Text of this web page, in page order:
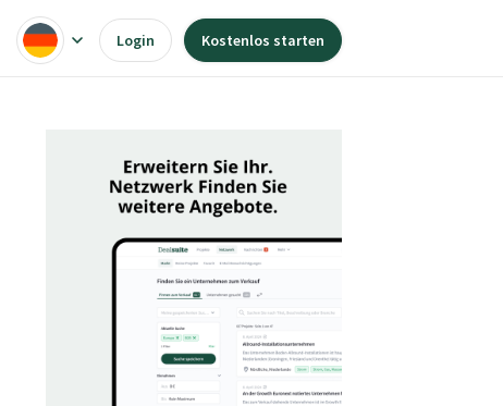
Login Kostenlos starten